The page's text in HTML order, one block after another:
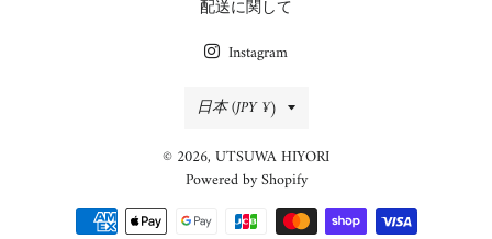
配送に関して
Instagram
国/
地
域
日本 (JPY ¥)
© 2026, UTSUWA HIYORI
Powered by Shopify
決